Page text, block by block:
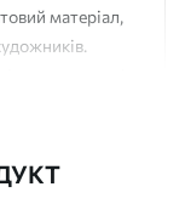
матеріал,